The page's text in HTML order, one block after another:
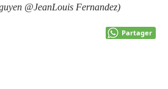
@JeanLouis Fernandez)
Partager